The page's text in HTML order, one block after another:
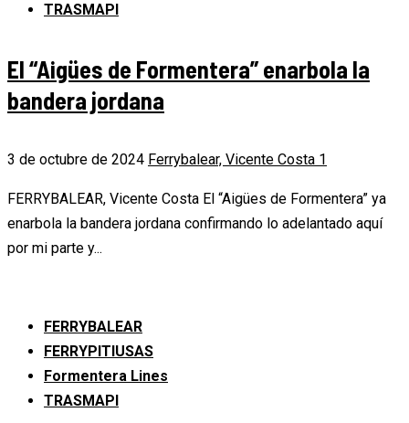
TRASMAPI
El “Aigües de Formentera” enarbola la
bandera jordana
3 de octubre de 2024 Ferrybalear, Vicente Costa 1
FERRYBALEAR, Vicente Costa El “Aigües de Formentera” ya
enarbola la bandera jordana confirmando lo adelantado aquí
por mi parte y...
FERRYBALEAR
FERRYPITIUSAS
Formentera Lines
TRASMAPI